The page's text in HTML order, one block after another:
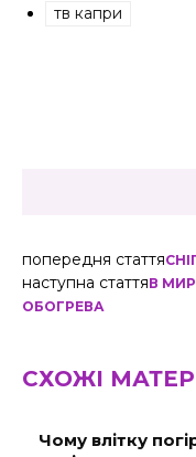
тв капри
попередня стаття
наступна статтяВ
ОБОГРЕВА
СХОЖІ
Чому влітку